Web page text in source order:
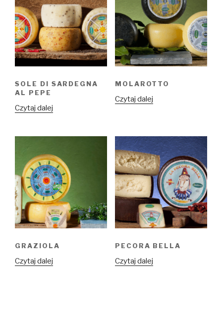
SOLE DI SARDEGNA
AL PEPE
Czytaj dalej
MOLAROTTO
Czytaj dalej
GRAZIOLA
Czytaj dalej
PECORA BELLA
Czytaj dalej